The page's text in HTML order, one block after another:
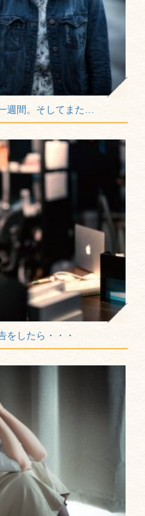
週間。そしてまた…
をしたら・・・